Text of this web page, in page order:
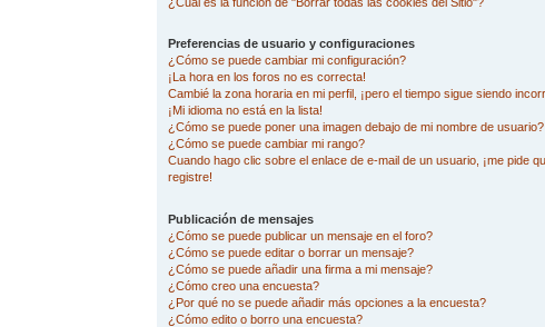
Preferencias de usuario y configuraciones
¿Cómo se puede cambiar mi configuración?
¡La hora en los foros no es correcta!
Cambié la zona horaria en mi perfil, ¡pero el tiempo sigue siendo
¡Mi idioma no está en la lista!
¿Cómo se puede poner una imagen debajo de mi nombre de usuario?
¿Cómo se puede cambiar mi rango?
Cuando hago clic sobre el enlace de e-mail de un usuario, ¡me pide
registre!
Publicación de mensajes
¿Cómo se puede publicar un mensaje en el foro?
¿Cómo se puede editar o borrar un mensaje?
¿Cómo se puede añadir una firma a mi mensaje?
¿Cómo creo una encuesta?
¿Por qué no se puede añadir más opciones a la encuesta?
¿Cómo edito o borro una encuesta?